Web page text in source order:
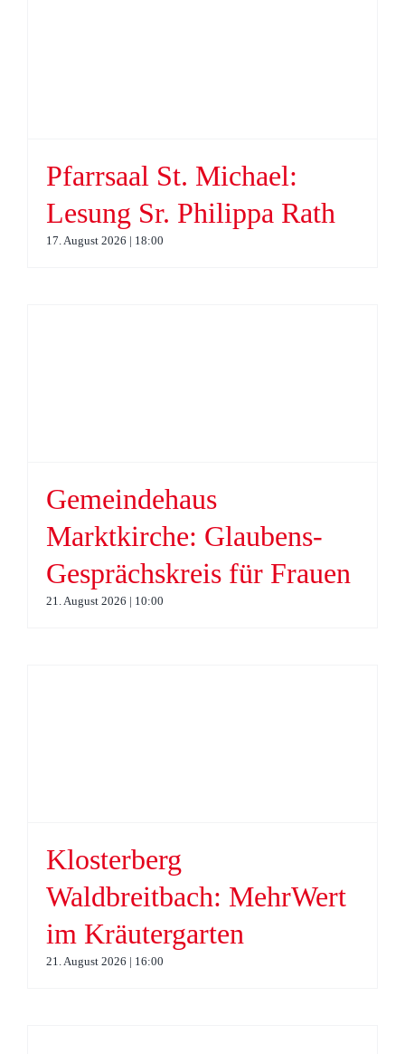
Pfarrsaal St. Michael:
Lesung Sr. Philippa Rath
17. August 2026 | 18:00
Gemeindehaus
Marktkirche: Glaubens-
Gesprächskreis für Frauen
21. August 2026 | 10:00
Klosterberg
Waldbreitbach: MehrWert
im Kräutergarten
21. August 2026 | 16:00